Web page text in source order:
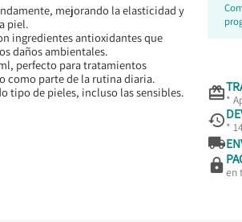
mejorando la elasticidad y
piel.
ingredientes antioxidantes que
daños ambientales.
perfecto para tratamientos
como parte de la rutina diaria.
tipo de pieles, incluso las sensibles.
*
*

en